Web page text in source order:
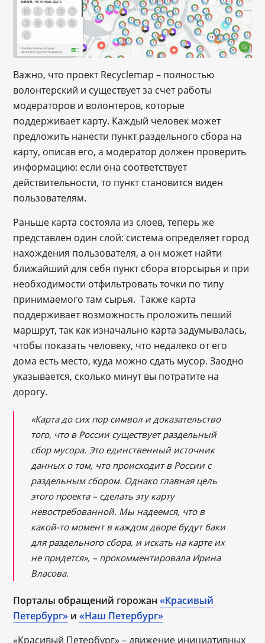
Важно, что проект Recyclemap – полностью
волонтерский и существует за счет работы
модераторов и волонтеров, которые
поддерживает карту. Каждый человек может
предложить нанести пункт раздельного сбора на
карту, описав его, а модератор должен проверить
информацию: если она соответствует
действительности, то пункт становится виден
пользователям.
Раньше карта состояла из слоев, теперь же
представлен один слой: система определяет город
нахождения пользователя, а он может найти
ближайший для себя пункт сбора вторсырья и при
необходимости отфильтровать точки по типу
принимаемого там сырья. Также карта
поддерживает возможность проложить пеший
маршрут, так как изначально карта задумывалась,
чтобы показать человеку, что недалеко от его
дома есть место, куда можно сдать мусор. Заодно
указывается, сколько минут вы потратите на
дорогу.
«Карта до сих пор символ и доказательство
того, что в России существует раздельный
сбор мусора. Это единственный источник
данных о том, что происходит в России с
раздельным сбором. Однако главная цель
этого проекта – сделать эту карту
невостребованной. Мы надеемся, что в
какой-то момент в каждом дворе будут баки
для раздельного сбора, и искать на карте их
не придется», – прокомментировала Ирина
Власова.
Порталы обращений горожан«Красивый
Петербург» и«Наш Петербург»
«Красивый Петербург» – движение инициативных